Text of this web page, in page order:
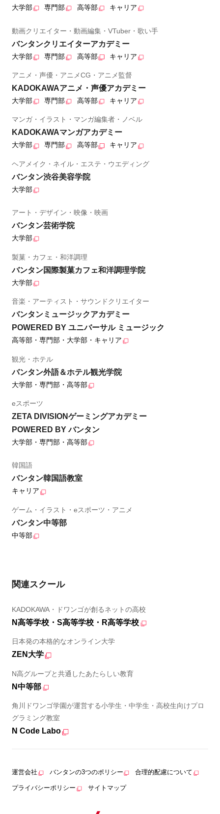
大学部 専門部 高等部 キャリア
動画クリエイター・動画編集・VTuber・歌い手
バンタンクリエイターアカデミー
大学部 専門部 高等部 キャリア
アニメ・声優・アニメCG・アニメ監督
KADOKAWAアニメ・声優アカデミー
大学部 専門部 高等部 キャリア
マンガ・イラスト・マンガ編集者・ノベル
KADOKAWAマンガアカデミー
大学部 専門部 高等部 キャリア
ヘアメイク・ネイル・エステ・ウエディング
バンタン渋谷美容学院
大学部
アート・デザイン・映像・映画
バンタン芸術学院
大学部
製菓・カフェ・和洋調理
バンタン国際製菓カフェ和洋調理学院
大学部
音楽・アーティスト・サウンドクリエイター
バンタンミュージックアカデミー
POWERED BY ユニバーサル ミュージック
高等部・専門部・大学部・キャリア
観光・ホテル
バンタン外語＆ホテル観光学院
大学部・専門部・高等部
eスポーツ
ZETA DIVISIONゲーミングアカデミー
POWERED BY バンタン
大学部・専門部・高等部
韓国語
バンタン韓国語教室
キャリア
ゲーム・イラスト・eスポーツ・アニメ
バンタン中等部
中等部
関連スクール
KADOKAWA・ドワンゴが創るネットの高校
N高等学校・S高等学校・R高等学校
日本発の本格的なオンライン大学
ZEN大学
N高グループと共通したあたらしい教育
N中等部
角川ドワンゴ学園が運営する小学生・中学生・高校生向けプロ
グラミング教室
N Code Labo
運営会社 バンタンの3つのポリシー 合理的配慮について
プライバシーポリシー サイトマップ